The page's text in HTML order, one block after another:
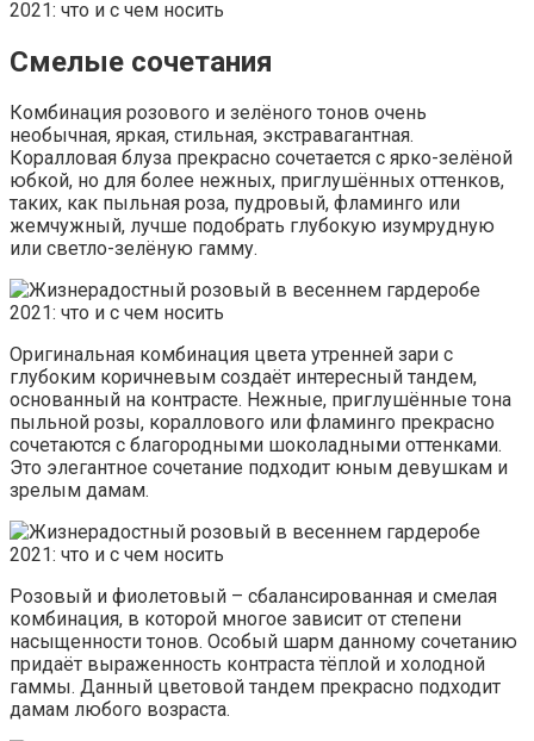
Смелые сочетания
Комбинация розового и зелёного тонов очень
необычная, яркая, стильная, экстравагантная.
Коралловая блуза прекрасно сочетается с ярко-зелёной
юбкой, но для более нежных, приглушённых оттенков,
таких, как пыльная роза, пудровый, фламинго или
жемчужный, лучше подобрать глубокую изумрудную
или светло-зелёную гамму.
Оригинальная комбинация цвета утренней зари с
глубоким коричневым создаёт интересный тандем,
основанный на контрасте. Нежные, приглушённые тона
пыльной розы, кораллового или фламинго прекрасно
сочетаются с благородными шоколадными оттенками.
Это элегантное сочетание подходит юным девушкам и
зрелым дамам.
Розовый и фиолетовый – сбалансированная и смелая
комбинация, в которой многое зависит от степени
насыщенности тонов. Особый шарм данному сочетанию
придаёт выраженность контраста тёплой и холодной
гаммы. Данный цветовой тандем прекрасно подходит
дамам любого возраста.